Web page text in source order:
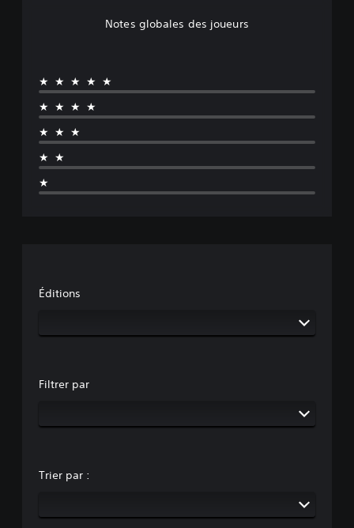
Notes globales des joueurs
★★★★★
★★★★
★★★
★★
★
Éditions
Filtrer par
Trier par :